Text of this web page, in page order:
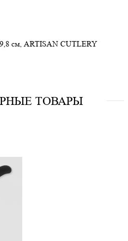
см, ARTISAN CUTLERY
ТОВАРЫ